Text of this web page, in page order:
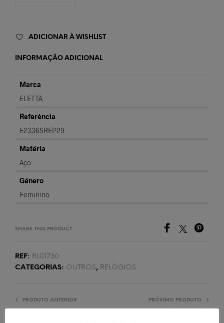
ADICIONAR À WISHLIST
INFORMAÇÃO ADICIONAL
Marca
ELETTA
Referência
E2336SREP29
Matéria
Aço
Género
Feminino
SHARE THIS PRODUCT
REF: RL01730
CATEGORIAS: OUTROS, RELÓGIOS
PRODUTO ANTERIOR PRÓXIMO PRODUTO